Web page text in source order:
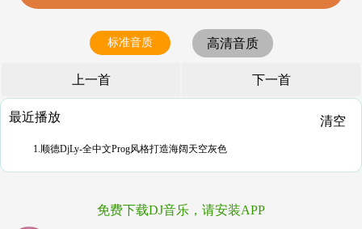
标准音质 高清音质
上一首 下一首
最近播放 清空
1.顺德DjLy-全中文Prog风格打造海阔天空灰色
免费下载DJ音乐，请安装APP